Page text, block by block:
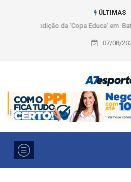
ÚLTIMAS
Liga 2026: Equipes rompem com a LABE
a 2° fase, times e
07/08/